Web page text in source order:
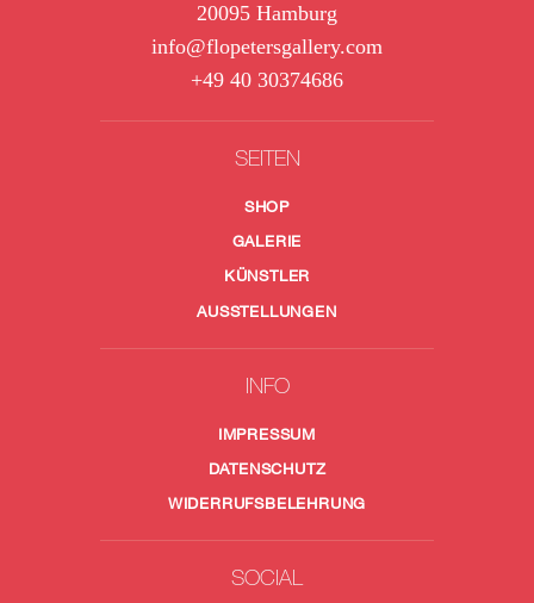
20095 Hamburg
info@flopetersgallery.com
+49 40 30374686
SEITEN
SHOP
GALERIE
KÜNSTLER
AUSSTELLUNGEN
INFO
IMPRESSUM
DATENSCHUTZ
WIDERRUFSBELEHRUNG
SOCIAL